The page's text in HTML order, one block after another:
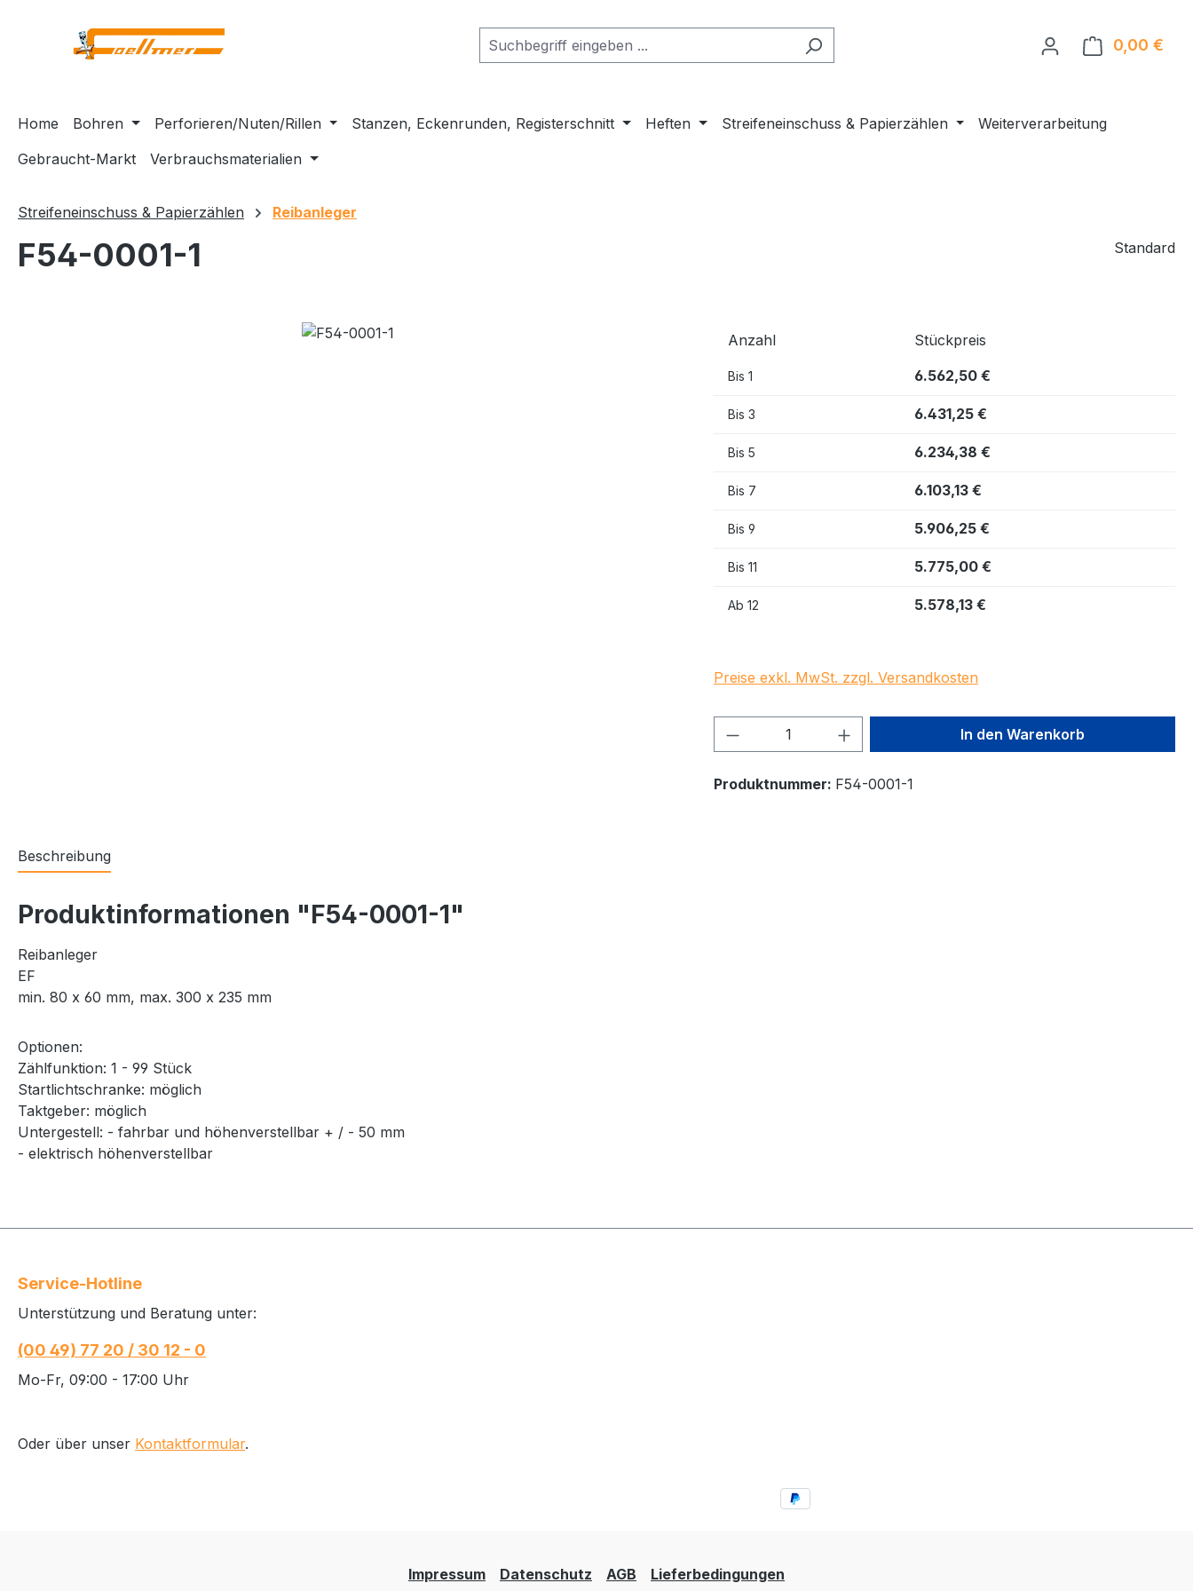
0,00 €
Home Bohren Perforieren/Nuten/Rillen Stanzen, Eckenrunden, Registerschnitt Heften Streifeneinschuss & Papierzählen
Weiterverarbeitung
Gebraucht-Markt
Verbrauchsmaterialien
Streifeneinschuss & Papierzählen Reibanleger
F54-0001-1 Standard
Anzahl Stückpreis
Bis 1 6.562,50 €
Bis 3 6.431,25 €
Bis 5 6.234,38 €
Bis 7 6.103,13 €
Bis 9 5.906,25 €
Bis 11 5.775,00 €
Ab 12 5.578,13 €
Preise exkl. MwSt. zzgl. Versandkosten
Produkt Anzahl: Gib den gewünschten Wert
In den Warenkorb
Produktnummer: F54-0001-1
Beschreibung
Produktinformationen "F54-0001-1"
Reibanleger
EF
min. 80 x 60 mm, max. 300 x 235 mm
Optionen:
Zählfunktion: 1 - 99 Stück
Startlichtschranke: möglich
Taktgeber: möglich
Untergestell: - fahrbar und höhenverstellbar + / - 50 mm
- elektrisch höhenverstellbar
Service-Hotline
Unterstützung und Beratung unter:
(00 49) 77 20 / 30 12 - 0
Mo-Fr, 09:00 - 17:00 Uhr
Oder über unser Kontaktformular.
Impressum Datenschutz AGB Lieferbedingungen